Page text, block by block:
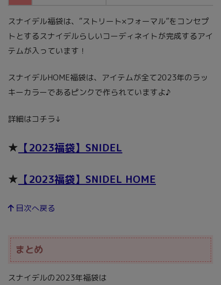
スナイデル福袋は、”ストリート×フォーマル”をコンセプ
トとするスナイデルらしいコーディネイトが完成するアイ
テムが入っています！
スナイデルHOME福袋は、アイテムが全て2023年のラッ
キーカラーであるピンクで作られていますよ♪
詳細はコチラ↓
★ 【2023福袋】SNIDEL
★ 【2023福袋】SNIDEL HOME
目次へ戻る
まとめ
スナイデルの2023年福袋は